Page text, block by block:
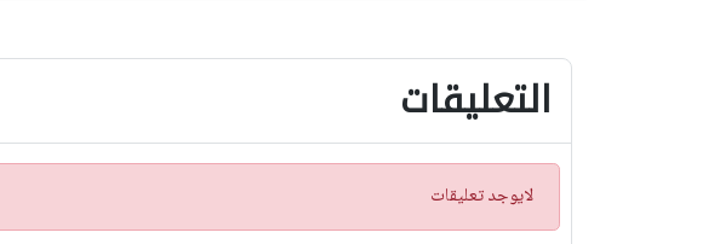
التعليقات
ت
ن
لايوجد تعليقات